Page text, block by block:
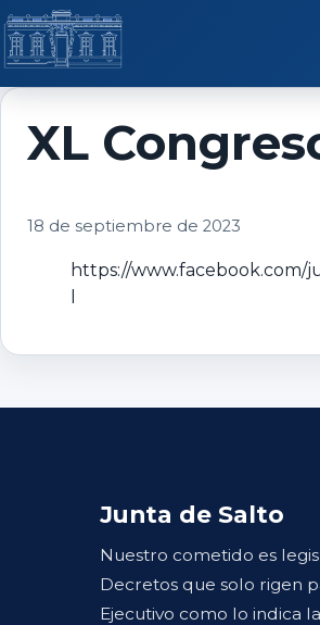
Saltar al contenido
XL
18 de septiembre de 2023
https://www.facebook.com/
Junta de Salto
Nuestro cometido es
Decretos que solo rigen
Ejecutivo como lo indica